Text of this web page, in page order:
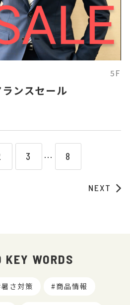
5F
ンスセール
3 ⋯ 8
NEXT
KEY WORDS
暑さ対策 商品情報